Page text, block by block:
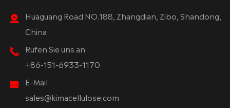
Huaguang Road NO.188, Zhangdian, Zibo, Shandong,
China
Rufen Sie uns an
+86-151-6933-1170
E-Mail
sales@kimacellulose.com